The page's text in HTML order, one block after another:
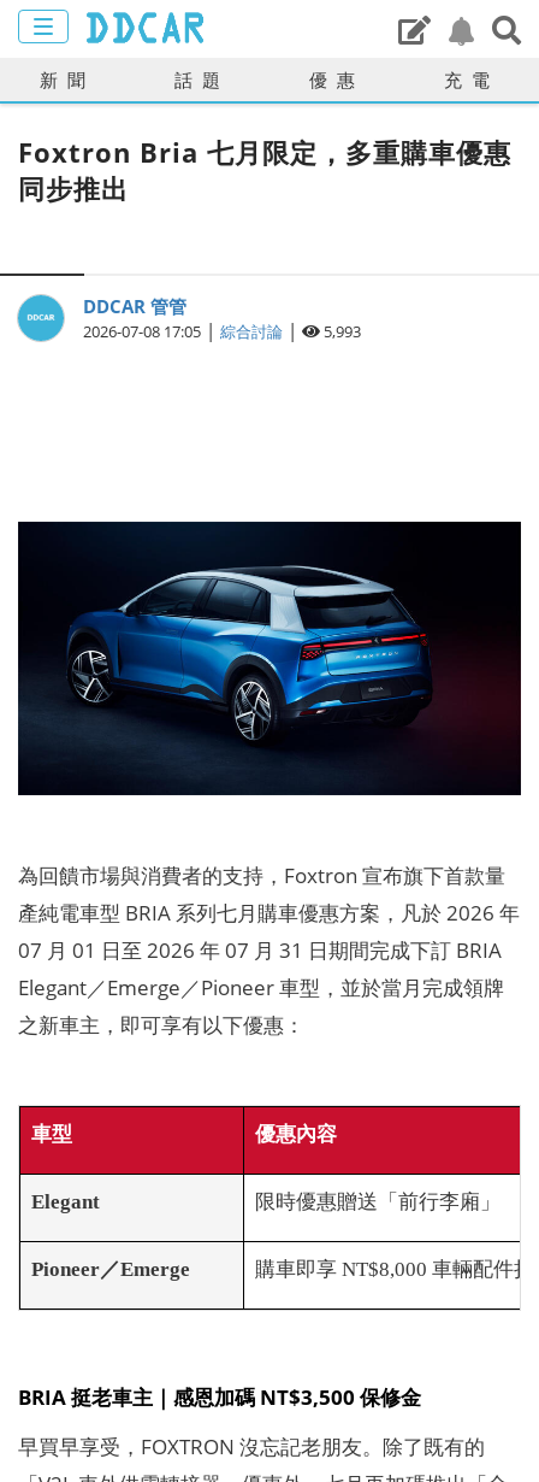
新聞 話題 優惠 充電
Foxtron Bria 七月限定，多重購車優惠
同步推出
DDCAR 管管
2026-07-08 17:05 | 綜合討論 | 5,993
為回饋市場與消費者的支持，Foxtron 宣布旗下首款量
產純電車型 BRIA 系列七月購車優惠方案，凡於 2026 年
07 月 01 日至 2026 年 07 月 31 日期間完成下訂 BRIA
Elegant／Emerge／Pioneer 車型，並於當月完成領牌
之新車主，即可享有以下優惠：
車型 優惠內容
Elegant 限時優惠贈送「前行李廂」
Pioneer／Emerge 購車即享 NT$8,000 車輛配件
BRIA 挺老車主｜感恩加碼 NT$3,500 保修金
早買早享受，FOXTRON 沒忘記老朋友。除了既有的